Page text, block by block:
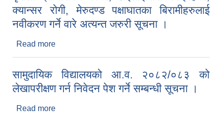
क्यान्सर रोगी, मेरुदण्ड पक्षाघातका बिरामीहरुलाई
नवीकरण गर्ने वारे अत्यन्त जरुरी सूचना ।
Read more
सामुदायिक विद्यालयको आ.व. २०८२/०८३ को
लेखापरीक्षण गर्न निवेदन पेश गर्ने सम्बन्धी सूचना ।
Read more